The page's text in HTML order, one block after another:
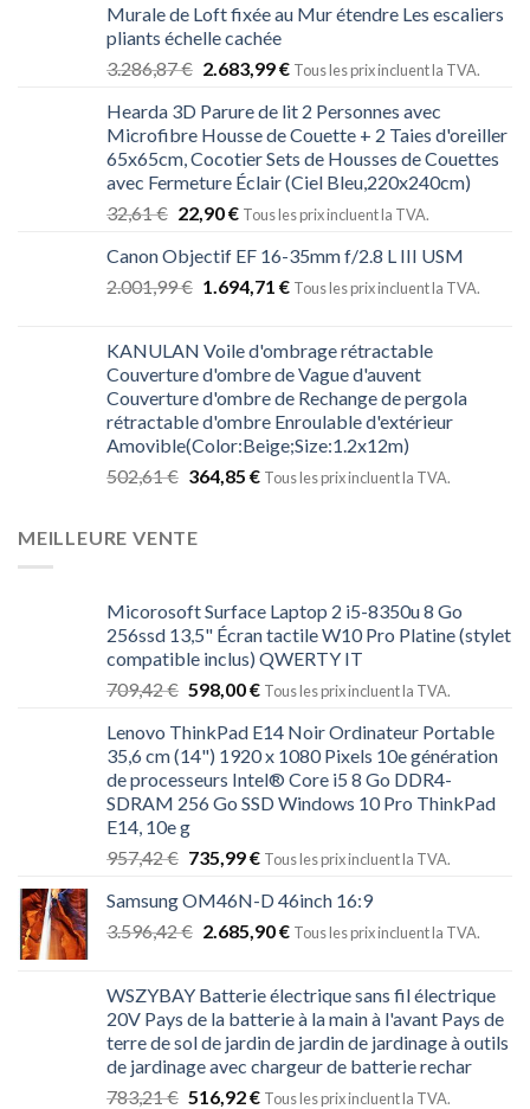
Murale de Loft fixée au Mur étendre Les escaliers
pliants échelle cachée
3.286,87€ 2.683,99€ Tous les prix incluent la TVA.
Hearda 3D Parure de lit 2 Personnes avec
Microfibre Housse de Couette + 2 Taies d'oreiller
65x65cm, Cocotier Sets de Housses de Couettes
avec Fermeture Éclair (Ciel Bleu,220x240cm)
32,61€ 22,90€ Tous les prix incluent la TVA.
Canon Objectif EF 16-35mm f/2.8 L III USM
2.001,99€ 1.694,71 € Tous les prix incluent la TVA.
KANULAN Voile d'ombrage rétractable
Couverture d'ombre de Vague d'auvent
Couverture d'ombre de Rechange de pergola
rétractable d'ombre Enroulable d'extérieur
Amovible(Color:Beige;Size:1.2x12m)
502,61€ 364,85 € Tous les prix incluent la TVA.
MEILLEURE VENTE
Micorosoft Surface Laptop 2 i5-8350u 8 Go
256ssd 13,5" Écran tactile W10 Pro Platine (stylet
compatible inclus) QWERTY IT
709,42€ 598,00€ Tous les prix incluent la TVA.
Lenovo ThinkPad E14 Noir Ordinateur Portable
35,6 cm (14") 1920 x 1080 Pixels 10e génération
de processeurs Intel® Core i5 8 Go DDR4-
SDRAM 256 Go SSD Windows 10 Pro ThinkPad
E14, 10e g
957,42€ 735,99€ Tous les prix incluent la TVA.
Samsung OM46N-D 46inch 16:9
3.596,42€ 2.685,90€ Tous les prix incluent la TVA.
WSZYBAY Batterie électrique sans fil électrique
20V Pays de la batterie à la main à l'avant Pays de
terre de sol de jardin de jardin de jardinage à outils
de jardinage avec chargeur de batterie rechar
783,21€ 516,92€ Tous les prix incluent la TVA.